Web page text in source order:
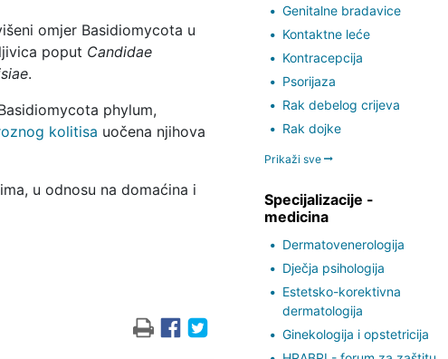
omjer Basidiomycota u
poput Candidae
.
phylum,
kolitisa uočena njihova
u odnosu na domaćina i
Genitalne bradavice
Kontaktne leće
Kontracepcija
Psorijaza
Rak debelog crijeva
Rak dojke
Prikaži sve
Specijalizacije -
medicina
Dermatovenerologija
Dječja psihologija
Estetsko-korektivna
dermatologija
Ginekologija i opstetricija